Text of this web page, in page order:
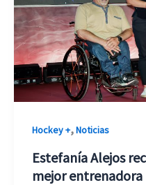
Hockey +,Noticias
Estefanía Alejos
mejor entrenadora